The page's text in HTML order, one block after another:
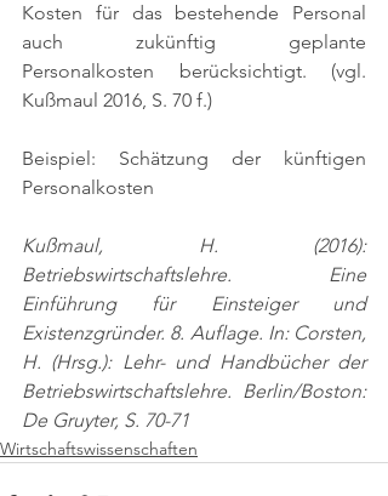
Kosten für das bestehende Personal
auch zukünftig geplante
Personalkosten berücksichtigt. (vgl.
Kußmaul 2016, S. 70 f.)
Beispiel: Schätzung der künftigen
Personalkosten
Kußmaul, H. (2016):
Betriebswirtschaftslehre. Eine
Einführung für Einsteiger und
Existenzgründer. 8. Auflage. In: Corsten,
H. (Hrsg.): Lehr- und Handbücher der
Betriebswirtschaftslehre. Berlin/Boston:
De Gruyter, S. 70-71
Wirtschaftswissenschaften